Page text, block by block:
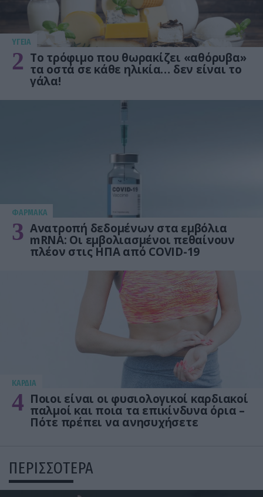
ΥΓΕΙΑ
2 Το τρόφιμο που θωρακίζει «αθόρυβα»
τα οστά σε κάθε ηλικία… δεν είναι το
γάλα!
ΦΑΡΜΑΚΑ
3 Ανατροπή δεδομένων στα εμβόλια
mRNA: Οι εμβολιασμένοι πεθαίνουν
πλέον στις ΗΠΑ από COVID-19
KΑΡΔΙΑ
4 Ποιοι είναι οι φυσιολογικοί καρδιακοί
παλμοί και ποια τα επικίνδυνα όρια –
Πότε πρέπει να ανησυχήσετε
ΠΕΡΙΣΣΟΤΕΡΑ